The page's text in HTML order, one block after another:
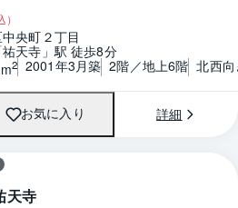
）
央町２丁目
天寺」駅 徒歩8分
2 2001年3月築 2階／地上6階 北西
お気に入り 詳細
1 / 0 間取り
天寺